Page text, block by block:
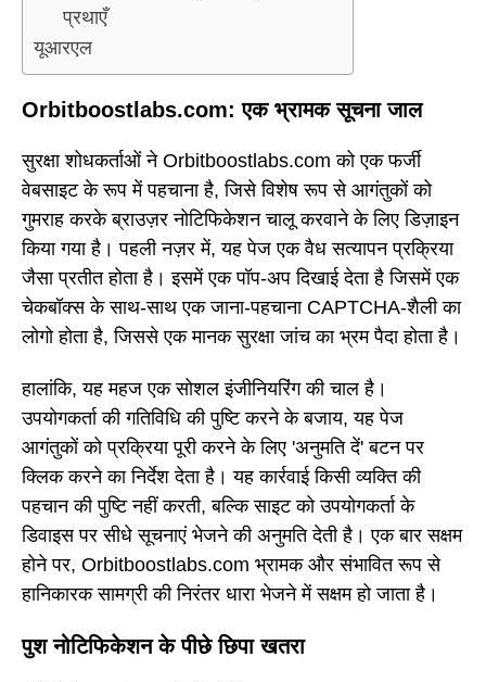
प्रथाएँ
यूआरएल
Orbitboostlabs.com: एक भ्रामक सूचना जाल
सुरक्षा शोधकर्ताओं ने Orbitboostlabs.com को एक फर्जी
वेबसाइट के रूप में पहचाना है, जिसे विशेष रूप से आगंतुकों को
गुमराह करके ब्राउज़र नोटिफिकेशन चालू करवाने के लिए डिज़ाइन
किया गया है। पहली नज़र में, यह पेज एक वैध सत्यापन प्रक्रिया
जैसा प्रतीत होता है। इसमें एक पॉप-अप दिखाई देता है जिसमें एक
चेकबॉक्स के साथ-साथ एक जाना-पहचाना CAPTCHA-शैली का
लोगो होता है, जिससे एक मानक सुरक्षा जांच का भ्रम पैदा होता है।
हालांकि, यह महज एक सोशल इंजीनियरिंग की चाल है।
उपयोगकर्ता की गतिविधि की पुष्टि करने के बजाय, यह पेज
आगंतुकों को प्रक्रिया पूरी करने के लिए 'अनुमति दें' बटन पर
क्लिक करने का निर्देश देता है। यह कार्रवाई किसी व्यक्ति की
पहचान की पुष्टि नहीं करती, बल्कि साइट को उपयोगकर्ता के
डिवाइस पर सीधे सूचनाएं भेजने की अनुमति देती है। एक बार सक्षम
होने पर, Orbitboostlabs.com भ्रामक और संभावित रूप से
हानिकारक सामग्री की निरंतर धारा भेजने में सक्षम हो जाता है।
पुश नोटिफिकेशन के पीछे छिपा खतरा